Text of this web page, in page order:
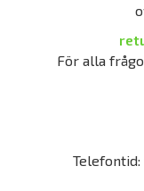
För alla
Telefontid: